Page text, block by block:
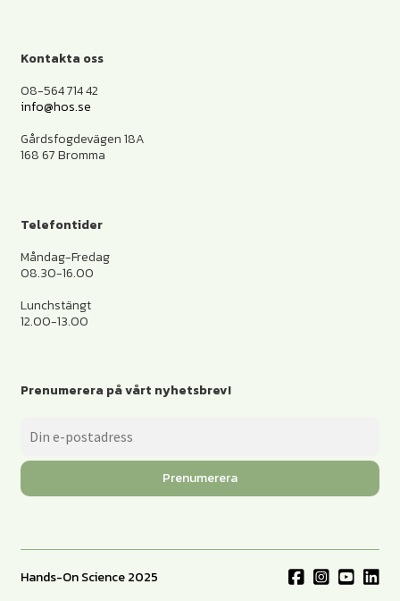
Kontakta oss
08-564 714 42
info@hos.se
Gårdsfogdevägen 18A
168 67 Bromma
Telefontider
Måndag-Fredag
08.30-16.00
Lunchstängt
12.00-13.00
Prenumerera på vårt nyhetsbrev!
Prenumerera
Hands-On Science 2025